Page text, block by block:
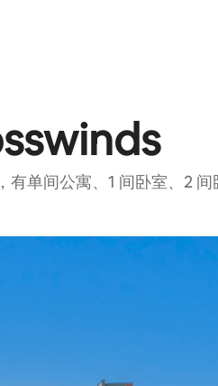
单间公寓、1 间卧室、2